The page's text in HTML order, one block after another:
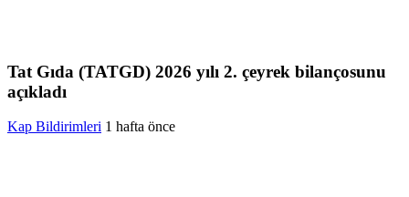
Tat Gıda (TATGD) 2026 yılı 2. çeyrek bilançosunu
açıkladı
Kap Bildirimleri 1 hafta önce